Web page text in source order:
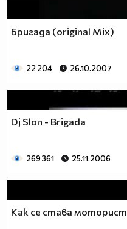
Бригада (original Mix)
22 204 26.10.2007
Dj Slon - Brigada
269 361 25.11.2006
Как се става моторист